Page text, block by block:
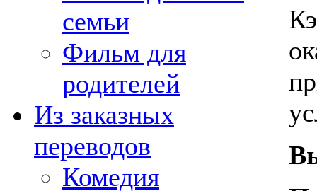
семьи
Фильм для
родителей
Из заказных
переводов
Комедия